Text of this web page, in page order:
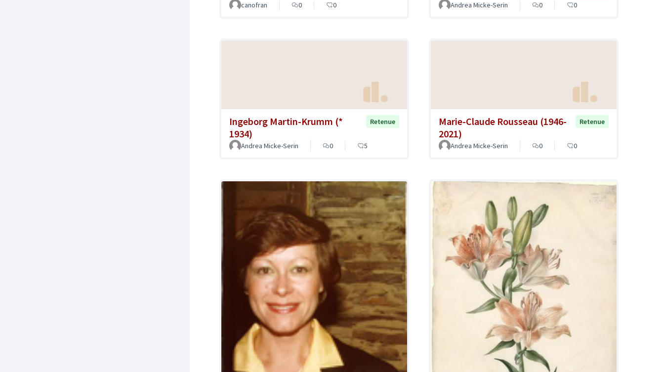
canofran 0 0
Andrea Micke-Serin
0 0
Ingeborg Martin-Krumm (*
1934)
Retenue
Andrea Micke-Serin 0 5
Marie-Claude Rousseau (1946-
2021)
Retenue
Andrea Micke-Serin 0 0